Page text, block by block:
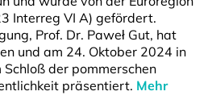
Interreg VI A) gefördert.
Prof. Dr. Paweł Gut, hat
und am 24. Oktober 2024 in
der pommerschen
präsentiert. Mehr